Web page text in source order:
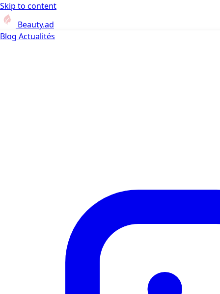
Skip to content
Beauty.ad
Blog Actualités